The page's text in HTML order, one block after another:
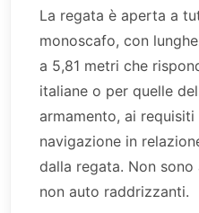
La regata è aperta a
monoscafo, con
a 5,81 metri che
italiane o per quelle
armamento, ai
navigazione in
dalla regata. Non
non auto raddrizzanti.